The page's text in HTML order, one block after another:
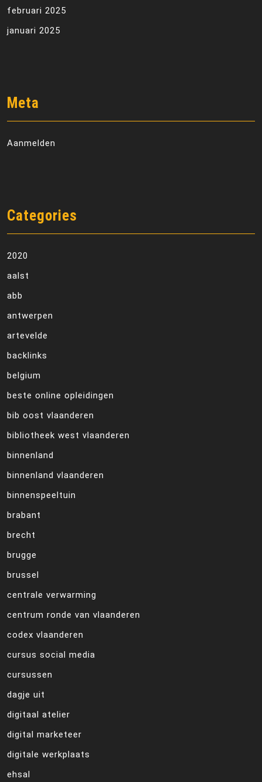
februari 2025
januari 2025
Meta
Aanmelden
Categories
2020
aalst
abb
antwerpen
artevelde
backlinks
belgium
beste online opleidingen
bib oost vlaanderen
bibliotheek west vlaanderen
binnenland
binnenland vlaanderen
binnenspeeltuin
brabant
brecht
brugge
brussel
centrale verwarming
centrum ronde van vlaanderen
codex vlaanderen
cursus social media
cursussen
dagje uit
digitaal atelier
digital marketeer
digitale werkplaats
ehsal